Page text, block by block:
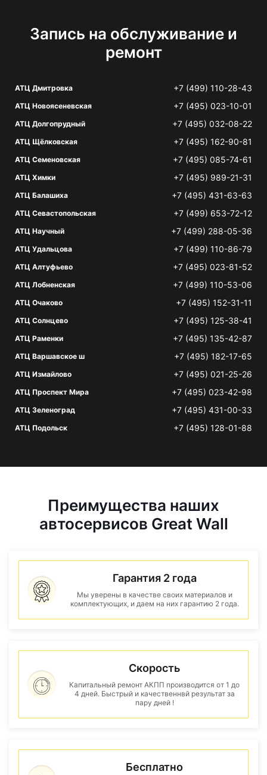
Запись на обслуживание и
ремонт
АТЦ Дмитровка +7 (499) 110-28-43
АТЦ Новоясеневская +7 (495) 023-10-01
АТЦ Долгопрудный +7 (495) 032-08-22
АТЦ Щёлковская +7 (495) 162-90-81
АТЦ Семеновская +7 (495) 085-74-61
АТЦ Химки +7 (495) 989-21-31
АТЦ Балашиха +7 (495) 431-63-63
АТЦ Севастопольская +7 (499) 653-72-12
АТЦ Научный +7 (499) 288-05-36
АТЦ Удальцова +7 (499) 110-86-79
АТЦ Алтуфьево +7 (495) 023-81-52
АТЦ Лобненская +7 (499) 110-53-06
АТЦ Очаково +7 (495) 152-31-11
АТЦ Солнцево +7 (495) 125-38-41
АТЦ Раменки +7 (495) 135-42-87
АТЦ Варшавское ш +7 (495) 182-17-65
АТЦ Измайлово +7 (495) 021-25-26
АТЦ Проспект Мира +7 (495) 023-42-98
АТЦ Зеленоград +7 (495) 431-00-33
АТЦ Подольск +7 (495) 128-01-88
Преимущества наших
автосервисов Great Wall
Гарантия 2 года
Мы уверены в качестве своих материалов и
комплектующих, и даем на них гарантию 2 года.
Скорость
Капитальный ремонт АКПП производится от 1 до
4 дней. Быстрый и качественнвй результат за
пару дней !
Бесплатно